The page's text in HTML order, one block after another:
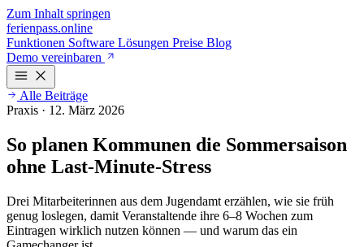
Zum Inhalt springen
ferienpass.online
Funktionen Software Lösungen Preise Blog
Demo vereinbaren
Alle Beiträge
Praxis · 12. März 2026
So planen Kommunen die Sommersaison
ohne Last-Minute-Stress
Drei Mitarbeiterinnen aus dem Jugendamt erzählen, wie sie früh
genug loslegen, damit Veranstaltende ihre 6–8 Wochen zum
Eintragen wirklich nutzen können — und warum das ein